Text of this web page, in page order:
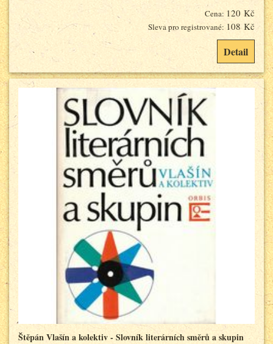
Cena: 120 Kč
Sleva pro registrované: 108 Kč
Detail
Štěpán Vlašín a kolektiv - Slovník literárních směrů a skupin